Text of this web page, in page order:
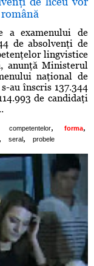
a examenului de
de absolvenţi de
lingvistice
anunţă Ministerul
naţional de
au înscris 137.344
de candidaţi
competentelor, forma,
, seral , probele